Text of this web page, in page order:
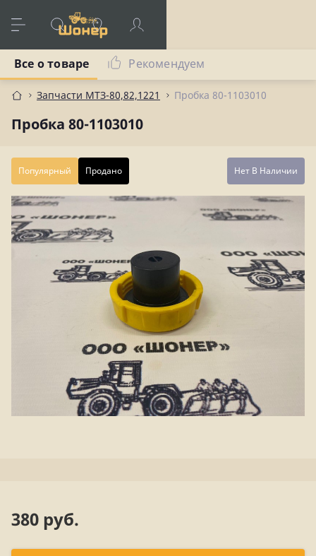
Запчасти МТЗ-80,82,1221 Пробка 80-1103010
Пробка 80-1103010
Все о товаре Рекомендуем
Популярный Продано Нет В Наличии
380 руб.